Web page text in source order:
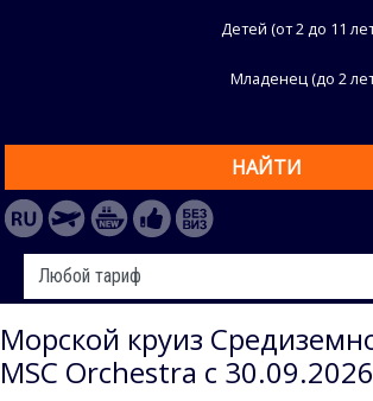
Детей (от 2 до 11
Младенец (до 2
НАЙТИ
Морской круиз
MSC Orchestra с